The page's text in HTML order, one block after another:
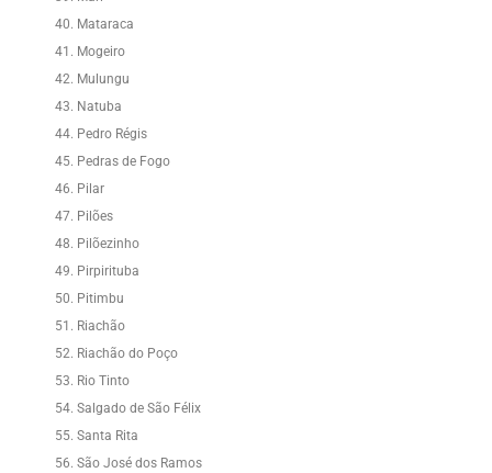
Mataraca
Mogeiro
Mulungu
Natuba
Pedro Régis
Pedras de Fogo
Pilar
Pilões
Pilõezinho
Pirpirituba
Pitimbu
Riachão
Riachão do Poço
Rio Tinto
Salgado de São Félix
Santa Rita
São José dos Ramos